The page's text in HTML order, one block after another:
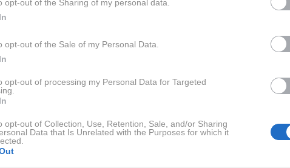
opt-out of the Sharing of my personal data.
opt-out of the Sale of my Personal Data.
opt-out of processing my Personal Data for Targeted
opt-out of Collection, Use, Retention, Sale, and/or Sharing
Data that Is Unrelated with the Purposes for which it
kot pričo, da smo na svetu, da se trudimo biti dobri
boste našli na https://www.metropolitan.si/play/sensa/
SOBA je podkast, ki razkriva neskončne širine in globine,
podkastov, ki jo vodi voditeljica dr. Metka Kuhar, je
travme. Skozi različne intervjuje, osebne zgodbe ter
in kolektivne učinke travme na zdravje, odnose in družbo.
in skupnosti, na naše odnose in kakovost življenja.